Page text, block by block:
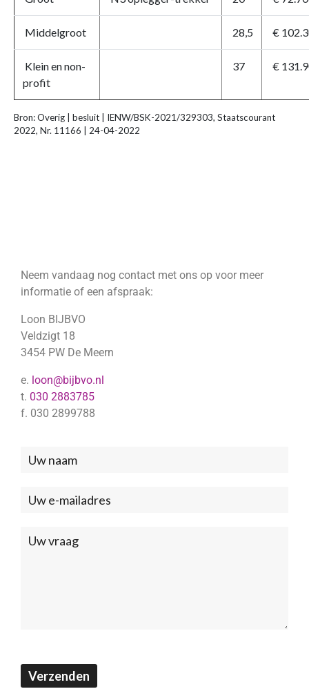
Middelgroot 28,5 €
Klein en non-
profit
37 €
Bron: Overig | besluit | IENW/BSK-2021/329303, Staatscourant
2022, Nr. 11166 | 24-04-2022
Neem vandaag nog contact met ons op voor meer
informatie of een afspraak:
Loon BIJBVO
Veldzigt 18
3454 PW De Meern
e. loon@bijbvo.nl
t. 030 2883785
f. 030 2899788
Neem
met
ons
Verzenden